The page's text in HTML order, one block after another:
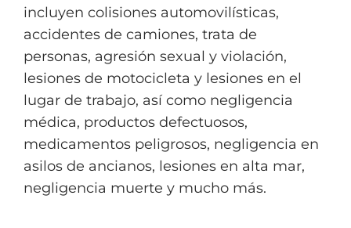
incluyen colisiones automovilísticas,
accidentes de camiones, trata de
personas, agresión sexual y violación,
lesiones de motocicleta y lesiones en el
lugar de trabajo, así como negligencia
médica, productos defectuosos,
medicamentos peligrosos, negligencia en
asilos de ancianos, lesiones en alta mar,
negligencia muerte y mucho más.